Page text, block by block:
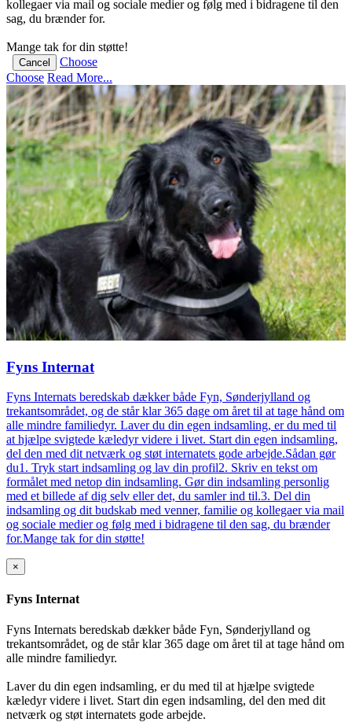
kollegaer via mail og sociale medier og følg med i bidragene til den
sag, du brænder for.
Mange tak for din støtte!
Cancel
Choose
Choose Read More...
Fyns Internat
Fyns Internats beredskab dækker både Fyn, Sønderjylland og
trekantsområdet, og de står klar 365 dage om året til at tage hånd om
alle mindre familiedyr. Laver du din egen indsamling, er du med til
at hjælpe svigtede kæledyr videre i livet. Start din egen indsamling,
del den med dit netværk og støt internatets gode arbejde.Sådan gør
du1. Tryk start indsamling og lav din profil2. Skriv en tekst om
formålet med netop din indsamling. Gør din indsamling personlig
med et billede af dig selv eller det, du samler ind til.3. Del din
indsamling og dit budskab med venner, familie og kollegaer via mail
og sociale medier og følg med i bidragene til den sag, du brænder
for.Mange tak for din støtte!
×
Fyns Internat
Fyns Internats beredskab dækker både Fyn, Sønderjylland og
trekantsområdet, og de står klar 365 dage om året til at tage hånd om
alle mindre familiedyr.
Laver du din egen indsamling, er du med til at hjælpe svigtede
kæledyr videre i livet. Start din egen indsamling, del den med dit
netværk og støt internatets gode arbejde.